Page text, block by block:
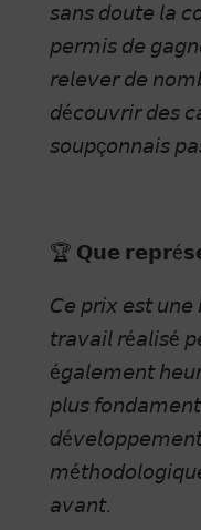
𝘴𝘢𝘯𝘴 𝘥𝘰𝘶𝘵𝘦 𝘭𝘢
𝘱𝘦𝘳𝘮𝘪𝘴 𝘥𝘦
𝘳𝘦𝘭𝘦𝘷𝘦𝘳 𝘥𝘦
𝘥é𝘤𝘰𝘶𝘷𝘳𝘪𝘳 𝘥𝘦𝘴
𝘴𝘰𝘶𝘱ç𝘰𝘯𝘯𝘢𝘪𝘴
🏆 𝗤𝘂𝗲
𝘊𝘦 𝘱𝘳𝘪𝘹 𝘦𝘴𝘵 𝘶𝘯𝘦
𝘵𝘳𝘢𝘷𝘢𝘪𝘭
é𝘨𝘢𝘭𝘦𝘮𝘦𝘯𝘵
𝘱𝘭𝘶𝘴
𝘥é𝘷𝘦𝘭𝘰𝘱𝘱𝘦𝘮𝘦𝘯𝘵
𝘢𝘷𝘢𝘯𝘵.